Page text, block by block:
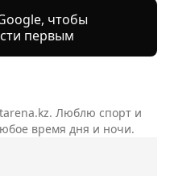
Люблю спорт и
время дня и ночи.
чтобы
первым